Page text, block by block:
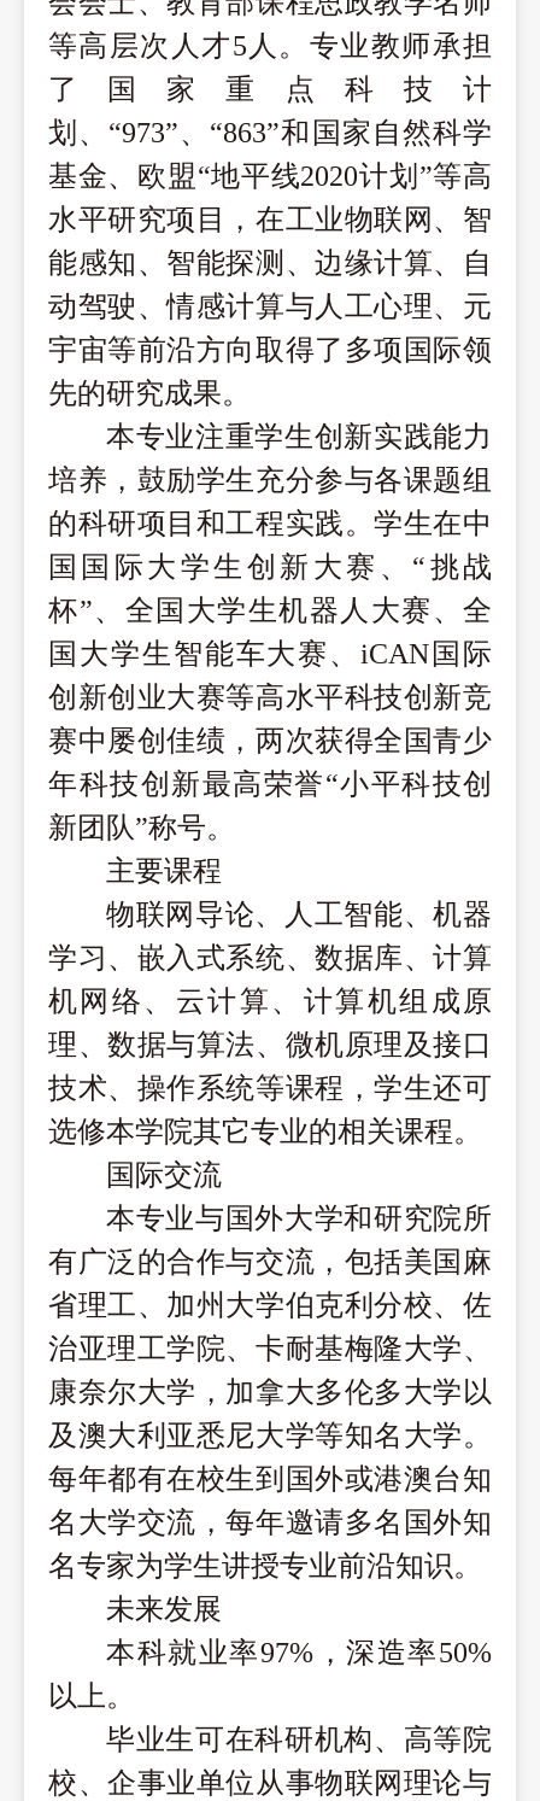
等高层次人才5人。专业教师承担
了国家重点科技计
划、 “973”、 “863”和国家自然科学
基金、欧盟“地平线2020计划”等高
水平研究项目，在工业物联网、智
能感知、智能探测、边缘计算、自
动驾驶、情感计算与人工心理、元
宇宙等前沿方向取得了多项国际领
先的研究成果。
本专业注重学生创新实践能力
培养，鼓励学生充分参与各课题组
的科研项目和工程实践。学生在中
国国际大学生创新大赛 、 “挑战
杯”、全国大学生机器人大赛、全
国大学生智能车大赛、iCAN国际
创新创业大赛等高水平科技创新竞
赛中屡创佳绩，两次获得全国青少
年科技创新最高荣誉“小平科技创
新团队”称号。
主要课程
物联网导论、人工智能、机器
学习、嵌入式系统、数据库、计算
机网络、云计算、计算机组成原
理、数据与算法、微机原理及接口
技术、操作系统等课程，学生还可
选修本学院其它专业的相关课程。
国际交流
本专业与国外大学和研究院所
有广泛的合作与交流，包括美国麻
省理工、加州大学伯克利分校、佐
治亚理工学院、卡耐基梅隆大学、
康奈尔大学，加拿大多伦多大学以
及澳大利亚悉尼大学等知名大学。
每年都有在校生到国外或港澳台知
名大学交流，每年邀请多名国外知
名专家为学生讲授专业前沿知识。
未来发展
本科就业率97%，深造率50%
以上。
毕业生可在科研机构、高等院
校、企事业单位从事物联网理论与